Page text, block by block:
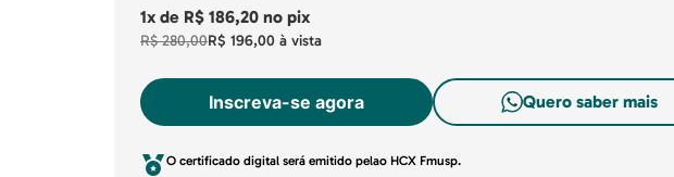
1x de R$ 186,20 no pix
R$ 280,00R$ 196,00 à vista
Inscreva-se agora Quero saber mais
O certificado digital será emitido pelao HCX Fmusp.